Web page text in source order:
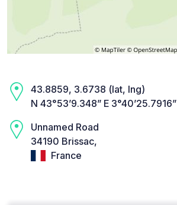
43.8859, 3.6738 (lat, lng)
N 43°53’9.348” E 3°40’25.7916”
Unnamed Road
34190 Brissac,
France